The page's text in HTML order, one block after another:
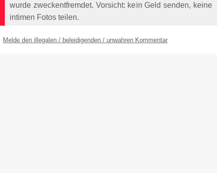
wurde zweckentfremdet. Vorsicht: kein Geld senden, keine
intimen Fotos teilen.
Melde den illegalen / beleidigenden / unwahren Kommentar